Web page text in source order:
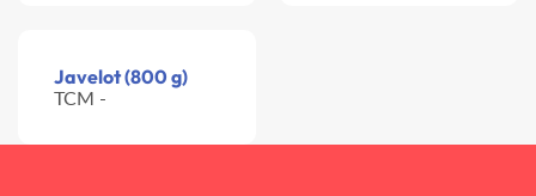
Javelot (800 g)
TCM -